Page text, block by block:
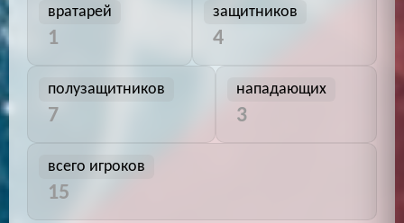
вратарей
1
защитников
4
полузащитников
7
нападающих
3
всего игроков
15